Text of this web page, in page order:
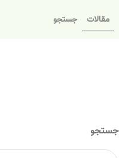
مقالات جستجو
جستجو